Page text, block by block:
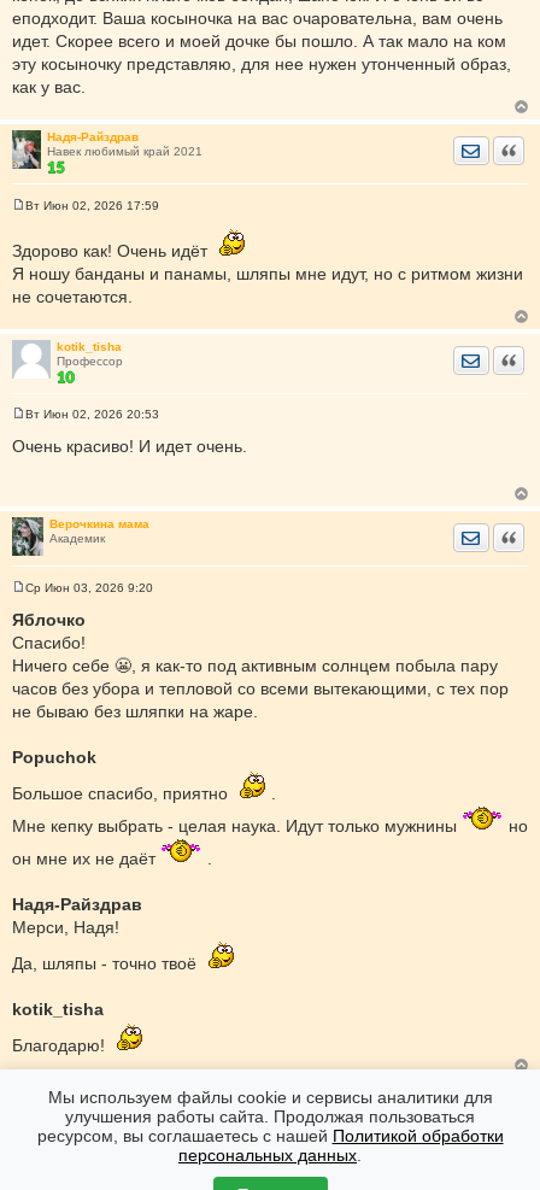
е
еподходит. Ваша косыночка на вас очаровательна, вам очень
идет. Скорее всего и моей дочке бы пошло. А так мало на ком
эту косыночку представляю, для нее нужен утонченный образ,
как у вас.
Надя-Райздрав
Навек любимый край 2021
б
щ
н
е
Вт Июн 02, 2026 17:59
Здорово как! Очень идёт
Я ношу банданы и панамы, шляпы мне идут, но с ритмом жизни
не сочетаются.
kotik_tisha
Профессор
о
н
и
е
Вт Июн 02, 2026 20:53
Очень красиво! И идет очень.
Верочкина мама
Академик
о
о
б
е
н
е
Ср Июн 03, 2026 9:20
Яблочко
Спасибо!
Ничего себе 😬, я как-то под активным солнцем побыла пару
часов без убора и тепловой со всеми вытекающими, с тех пор
не бываю без шляпки на жаре.
Popuchok
Большое спасибо, приятно
Мне кепку выбрать - целая наука. Идут только мужнины
но
он мне их не даёт
Надя-Райздрав
Мерси, Надя!
Да, шляпы - точно твоё
kotik_tisha
Благодарю!
Форумы Дневники Вяжу - не спешу
Часовой пояс: GMT + 7
Мы используем файлы cookie и сервисы аналитики для
улучшения работы сайта. Продолжая пользоваться
ресурсом, вы соглашаетесь с нашей Политикой обработки
персональных данных